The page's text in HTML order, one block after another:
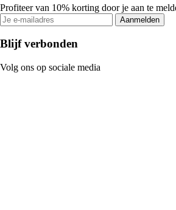
Profiteer van 10% korting door je aan te
Aanmelden
Blijf verbonden
Volg ons op sociale media